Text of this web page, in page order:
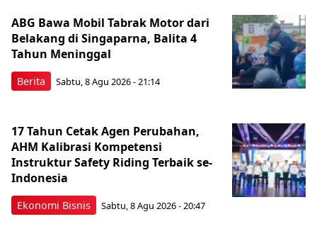
Berita
ABG Bawa Mobil Tabrak Motor dari
Belakang di Singaparna, Balita 4
Tahun Meninggal
Sabtu, 8 Agu 2026 - 21:14
Ekonomi Bisnis
17 Tahun Cetak Agen Perubahan,
AHM Kalibrasi Kompetensi
Instruktur Safety Riding Terbaik se-
Indonesia
Sabtu, 8 Agu 2026 - 20:47